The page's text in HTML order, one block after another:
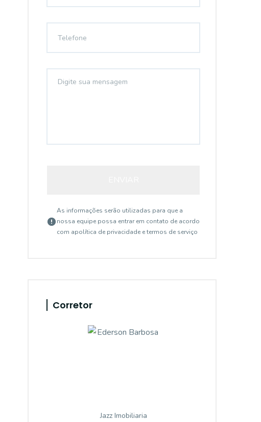
As informações serão utilizadas para que a
nossa equipe possa entrar em contato de acordo
com apolítica de privacidade e termos de serviço
Corretor
Jazz Imobiliaria